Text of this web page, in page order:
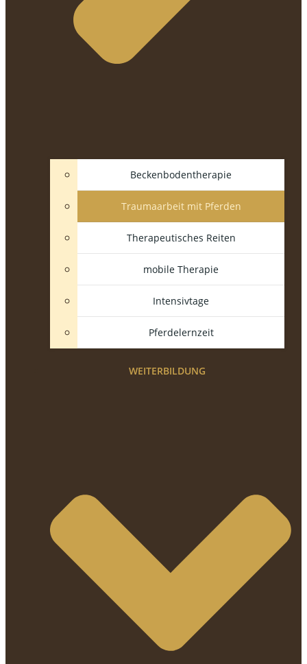
Beckenbodentherapie
Traumaarbeit mit Pferden
Therapeutisches Reiten
mobile Therapie
Intensivtage
Pferdelernzeit
WEITERBILDUNG